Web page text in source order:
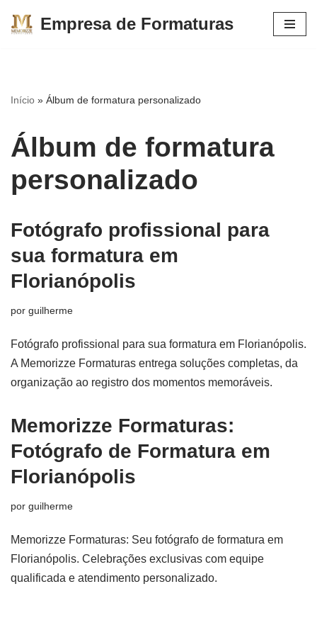
conteúdo
Empresa de Formaturas
Início » Álbum de formatura personalizado
Álbum de formatura
personalizado
Fotógrafo profissional para
sua formatura em
Florianópolis
por guilherme
Fotógrafo profissional para sua formatura em Florianópolis.
A Memorizze Formaturas entrega soluções completas, da
organização ao registro dos momentos memoráveis.
Memorizze Formaturas:
Fotógrafo de Formatura em
Florianópolis
por guilherme
Memorizze Formaturas: Seu fotógrafo de formatura em
Florianópolis. Celebrações exclusivas com equipe
qualificada e atendimento personalizado.